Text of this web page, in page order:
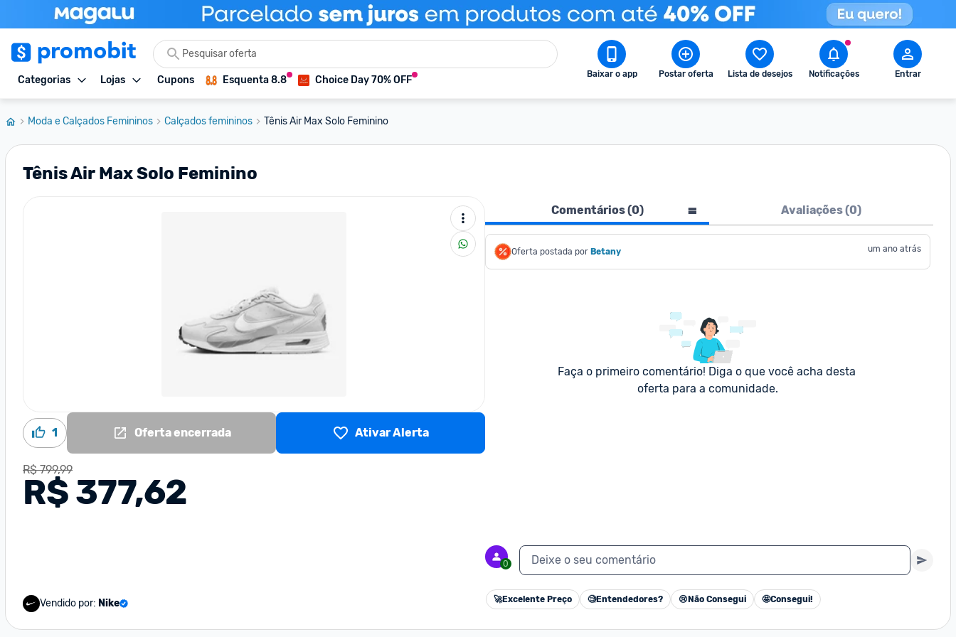
Categorias Lojas Cupons Esquenta 8.8 Choice Day 70% OFF Baixar o app Postar oferta Lista de desejos Notificações Entrar
Moda e Calçados Femininos Calçados femininos Tênis Air Max Solo Feminino
Tênis Air Max Solo Feminino
1 Oferta encerrada Ativar Alerta
R$ 799,99
R$ 377,62
Vendido por: Nike
Comentários (0) Avaliações (0)
Oferta postada por Betany um ano atrás
Faça o primeiro comentário! Diga o que você acha desta
oferta para a comunidade.
0 Deixe o seu comentário
🚀Excelente Preço 🧐Entendedores? 😢 Não Consegui 🤩Consegui!